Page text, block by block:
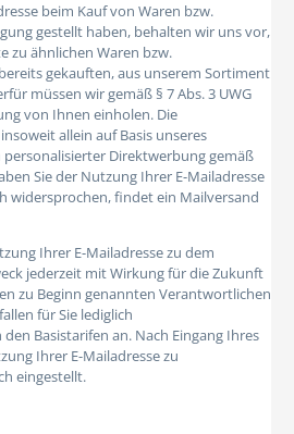
beim Kauf von Waren bzw.
gestellt haben, behalten wir uns vor,
zu ähnlichen Waren bzw.
gekauften, aus unserem Sortiment
müssen wir gemäß § 7 Abs. 3 UWG
von Ihnen einholen. Die
allein auf Basis unseres
Direktwerbung gemäß
Sie der Nutzung Ihrer E-Mailadresse
widersprochen, findet ein Mailversand
Ihrer E-Mailadresse zu dem
jederzeit mit Wirkung für die Zukunft
zu Beginn genannten Verantwortlichen
für Sie lediglich
Basistarifen an. Nach Eingang Ihres
Ihrer E-Mailadresse zu
eingestellt.